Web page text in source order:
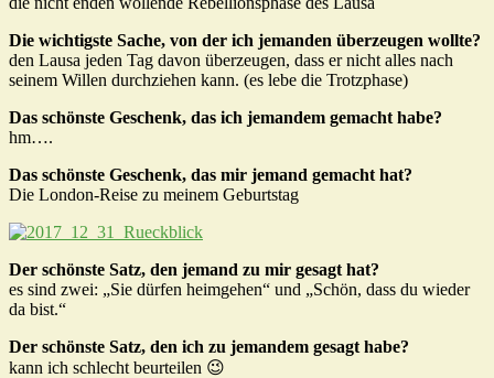
Die wichtigste Sache, von der ich jemanden überzeugen wollte?
den Lausa jeden Tag davon überzeugen, dass er nicht alles nach
seinem Willen durchziehen kann. (es lebe die Trotzphase)
Das schönste Geschenk, das ich jemandem gemacht habe?
hm….
Das schönste Geschenk, das mir jemand gemacht hat?
Die London-Reise zu meinem Geburtstag
Der schönste Satz, den jemand zu mir gesagt hat?
es sind zwei: „Sie dürfen heimgehen“ und „Schön, dass du wieder
da bist.“
Der schönste Satz, den ich zu jemandem gesagt habe?
kann ich schlecht beurteilen 😉